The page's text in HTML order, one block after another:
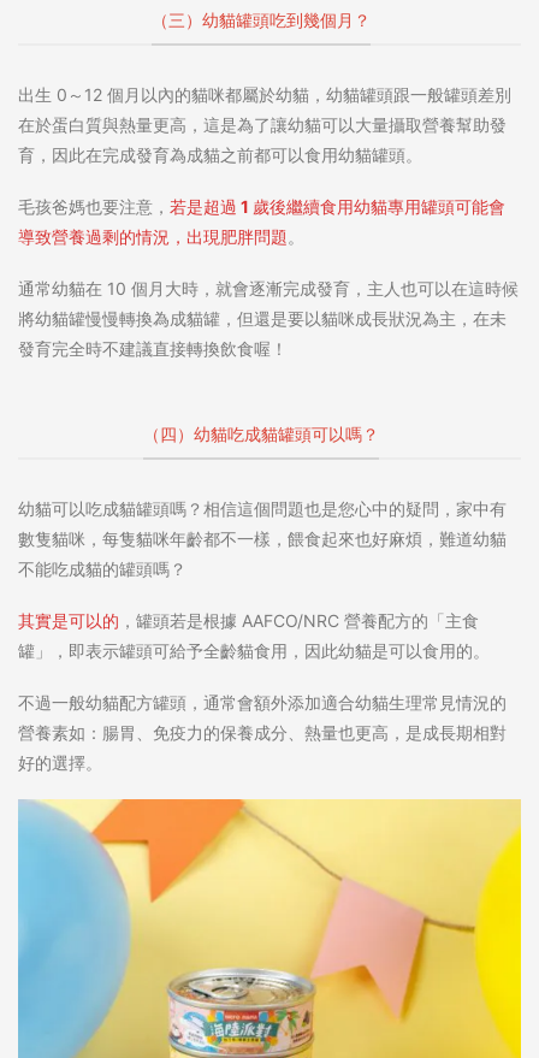
（三）幼貓罐頭吃到幾個月？
出生 0～12 個月以內的貓咪都屬於幼貓，幼貓罐頭跟一般罐頭差別
在於蛋白質與熱量更高，這是為了讓幼貓可以大量攝取營養幫助發
育，因此在完成發育為成貓之前都可以食用幼貓罐頭。
毛孩爸媽也要注意， 若是超過 1 歲後繼續食用幼貓專用罐頭可能會
導致營養過剩的情況，出現肥胖問題。
通常幼貓在 10 個月大時，就會逐漸完成發育，主人也可以在這時候
將幼貓罐慢慢轉換為成貓罐，但還是要以貓咪成長狀況為主，在未
發育完全時不建議直接轉換飲食喔！
（四）幼貓吃成貓罐頭可以嗎？
幼貓可以吃成貓罐頭嗎 ？相信這個問題也是您心中的疑問，家中有
數隻貓咪，每隻貓咪年齡都不一樣，餵食起來也好麻煩，難道幼貓
不能吃成貓的罐頭嗎？
其實是可以的 ，罐頭若是根據 AAFCO/NRC 營養配方的「主食
罐」，即表示罐頭可給予全齡貓食用，因此幼貓是可以食用的。
不過一般幼貓配方罐頭，通常會額外添加適合幼貓生理常見情況的
營養素如：腸胃、免疫力的保養成分、熱量也更高，是成長期相對
好的選擇。